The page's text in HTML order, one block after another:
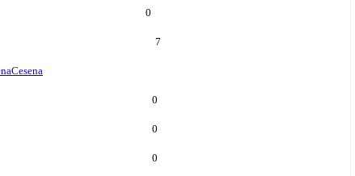
0
7
Cesena
0
0
0